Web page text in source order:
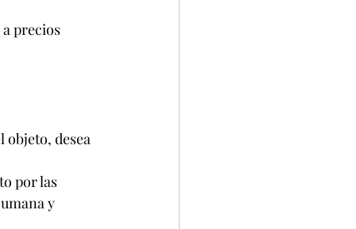
precios
objeto, desea
por las
y